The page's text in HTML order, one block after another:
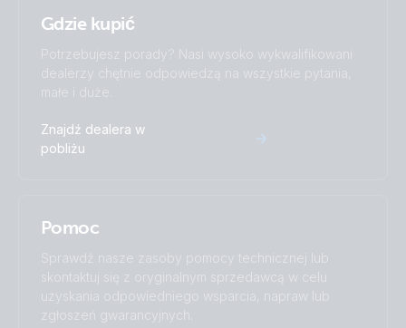
Gdzie kupić
Potrzebujesz porady? Nasi wysoko wykwalifikowani
dealerzy chętnie odpowiedzą na wszystkie pytania,
małe i duże.
Znajdź dealera w
pobliżu
Pomoc
Sprawdź nasze zasoby pomocy technicznej lub
skontaktuj się z oryginalnym sprzedawcą w celu
uzyskania odpowiedniego wsparcia, napraw lub
zgłoszeń gwarancyjnych.